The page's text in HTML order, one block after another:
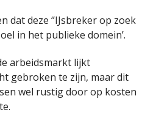
dat deze ‘’IJsbreker op zoek
in het publieke domein’.
arbeidsmarkt lijkt
gebroken te zijn, maar dit
wel rustig door op kosten